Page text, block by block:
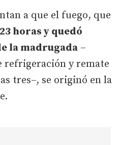
a que el fuego, que
horas y quedó
la madrugada –
refrigeración y remate
tres–, se originó en la